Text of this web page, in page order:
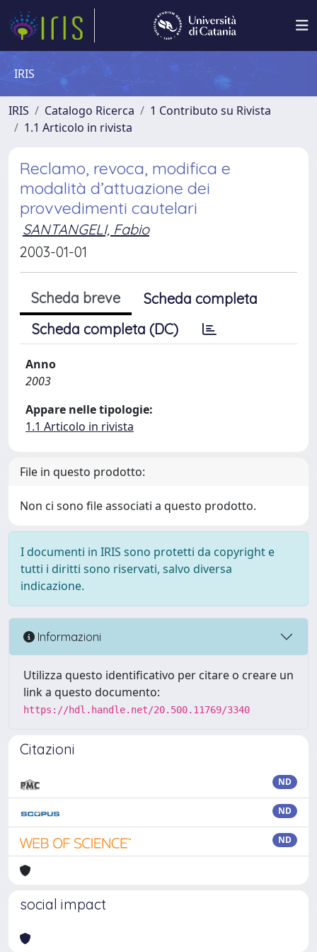
IRIS
IRIS Catalogo Ricerca
1 Contributo su Rivista
1.1 Articolo in rivista
Reclamo, revoca, modifica e
modalità d’attuazione dei
provvedimenti cautelari
SANTANGELI, Fabio
2003-01-01
Scheda breve
Scheda completa
Scheda completa (DC)
Anno
2003
Appare nelle tipologie:
1.1 Articolo in rivista
File in questo prodotto:
Non ci sono file associati a questo prodotto.
I documenti in IRIS sono protetti da copyright e
tutti i diritti sono riservati, salvo diversa
indicazione.
Informazioni
Utilizza questo identificativo per citare o creare un
link a questo documento:
https://hdl.handle.net/20.500.11769/3340
Citazioni
ND
ND
ND
social impact